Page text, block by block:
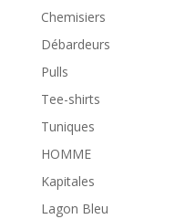
Chemisiers
Débardeurs
Pulls
Tee-shirts
Tuniques
HOMME
Kapitales
Lagon Bleu